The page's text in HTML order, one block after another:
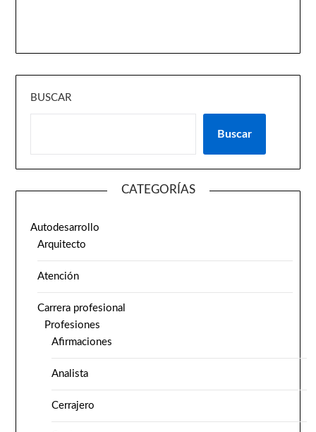
BUSCAR
Buscar
CATEGORÍAS
Autodesarrollo
Arquitecto
Atención
Carrera profesional
Profesiones
Afirmaciones
Analista
Cerrajero